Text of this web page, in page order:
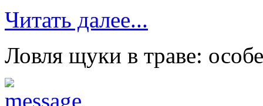
Читать далее...
Ловля щуки в траве: